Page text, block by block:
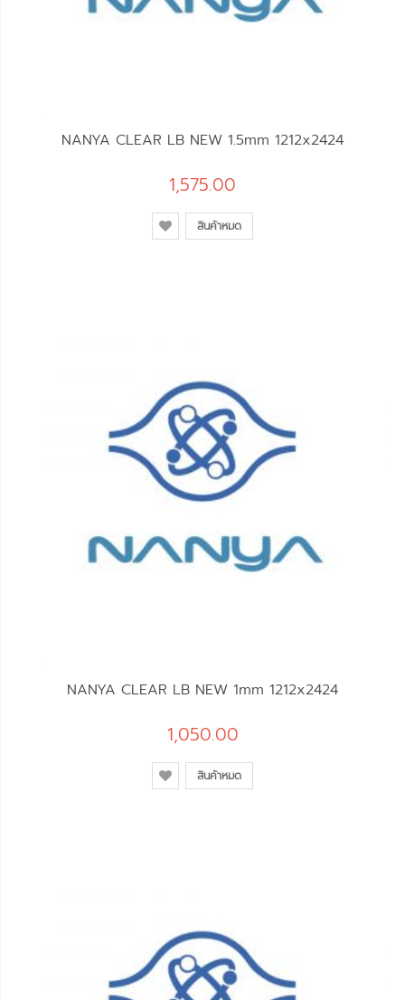
NANYA CLEAR LB NEW 1.5mm 1212x2424
1,575.00
สินค้าหมด
NANYA CLEAR LB NEW 1mm 1212x2424
1,050.00
สินค้าหมด